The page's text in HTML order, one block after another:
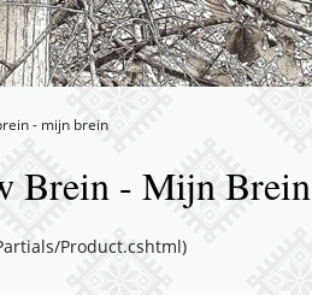
- mijn brein
Brein - Mijn Brein
Product.cshtml)